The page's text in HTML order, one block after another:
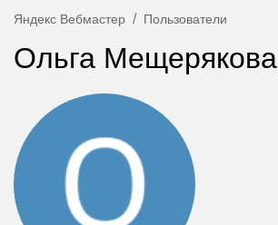
Яндекс Вебмастер Пользователи
Ольга Мещерякова